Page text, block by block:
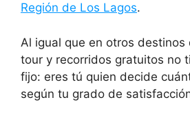
Región de Los Lagos.
Al igual que en otros destinos
tour y recorridos gratuitos no
fijo: eres tú quien decide
según tu grado de